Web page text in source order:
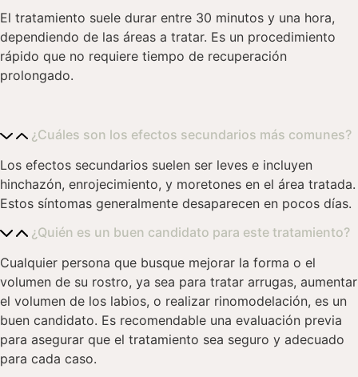
El tratamiento suele durar entre 30 minutos y una hora,
dependiendo de las áreas a tratar. Es un procedimiento
rápido que no requiere tiempo de recuperación
prolongado.
¿Cuáles son los efectos secundarios más comunes?
Los efectos secundarios suelen ser leves e incluyen
hinchazón, enrojecimiento, y moretones en el área tratada.
Estos síntomas generalmente desaparecen en pocos días.
¿Quién es un buen candidato para este tratamiento?
Cualquier persona que busque mejorar la forma o el
volumen de su rostro, ya sea para tratar arrugas, aumentar
el volumen de los labios, o realizar rinomodelación, es un
buen candidato. Es recomendable una evaluación previa
para asegurar que el tratamiento sea seguro y adecuado
para cada caso.